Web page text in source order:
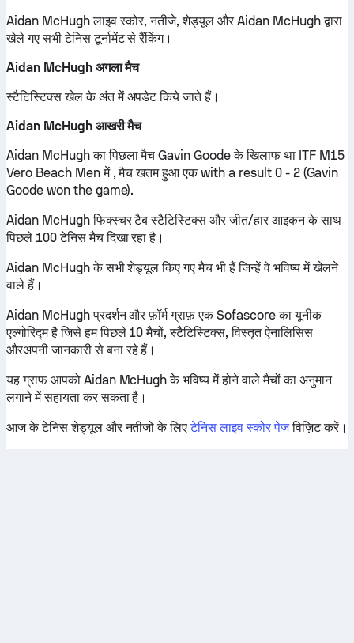
Aidan McHugh लाइव स्कोर, नतीजे, शेड्यूल और Aidan McHugh द्वारा
खेले गए सभी टेनिस टूर्नामेंट से रैंकिंग।
Aidan McHugh अगला मैच
स्टैटिस्टिक्स खेल के अंत में अपडेट किये जाते हैं।
Aidan McHugh आखरी मैच
Aidan McHugh का पिछला मैच Gavin Goode के खिलाफ था ITF M15
Vero Beach Men में , मैच खतम हुआ एक with a result 0 - 2 (Gavin
Goode won the game).
Aidan McHugh फिक्स्चर टैब स्टैटिस्टिक्स और जीत/हार आइकन के साथ
पिछले 100 टेनिस मैच दिखा रहा है।
Aidan McHugh के सभी शेड्यूल किए गए मैच भी हैं जिन्हें वे भविष्य में खेलने
वाले हैं।
Aidan McHugh प्रदर्शन और फ़ॉर्म ग्राफ़ एक Sofascore का यूनीक
एल्गोरिद्म है जिसे हम पिछले 10 मैचों, स्टैटिस्टिक्स, विस्तृत ऐनालिसिस
औरअपनी जानकारी से बना रहे हैं।
यह ग्राफ आपको Aidan McHugh के भविष्य में होने वाले मैचों का अनुमान
लगाने में सहायता कर सकता है।
आज के टेनिस शेड्यूल और नतीजों के लिएटेनिस लाइव स्कोर पेजविज़िट करें।